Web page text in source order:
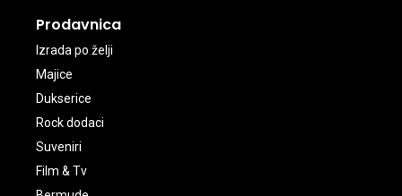
Prodavnica
Izrada po želji
Majice
Dukserice
Rock dodaci
Suveniri
Film & Tv